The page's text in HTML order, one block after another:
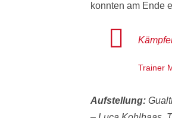
konnten am Ende
Trainer
Aufstellung: